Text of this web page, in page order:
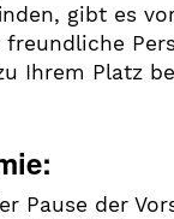
gibt es
Ihrem Platz
Pause der